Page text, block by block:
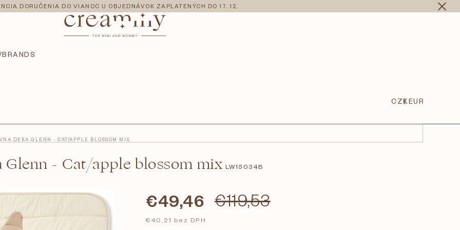
DORUČENIA DO VIANOC U OBJEDNÁVOK ZAPLATENÝCH DO 17. 12.
BRANDS
CZKEUR
DEKA GLENN - CAT/APPLE BLOSSOM MIX
- Cat/apple blossom mix LW15034B
€119,53
€49,46
€40,21 bez DPH